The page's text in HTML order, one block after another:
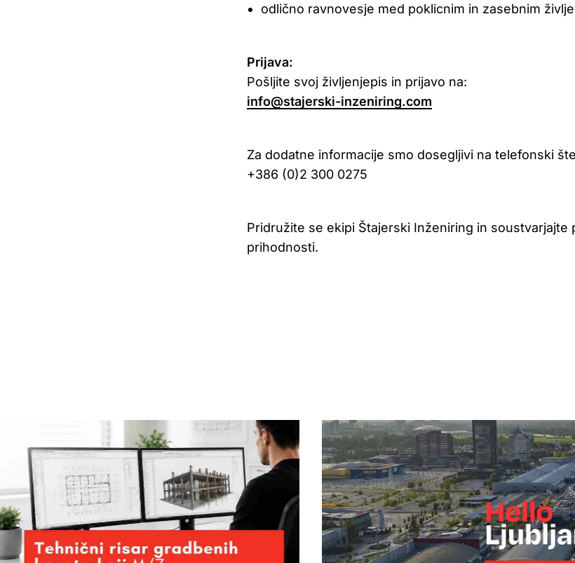
odlično ravnovesje med poklicnim in zasebnim
Prijava:
Pošljite svoj življenjepis in prijavo na:
info@stajerski-inzeniring.com
Za dodatne informacije smo dosegljivi na telefonski
+386 (0)2 300 0275
Pridružite se ekipi Štajerski Inženiring in soustvarjajte
prihodnosti.